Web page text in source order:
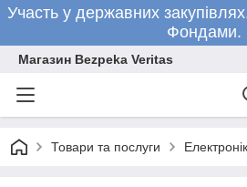
Участь у державних
Фондами.
Магазин Bezpeka Veritas
Товари та послуги